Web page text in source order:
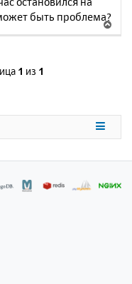
быть проблема?
е
с
н
ч
1 из 1